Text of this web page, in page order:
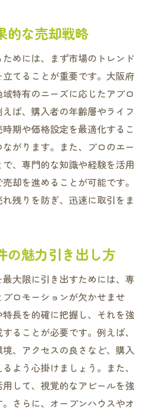
的な売却戦略
めには、まず市場のトレンド
てることが重要です。大阪府
特有のニーズに応じたアプロ
ば、購入者の年齢層やライフ
期や価格設定を最適化するこ
がります。また、プロのエー
、専門的な知識や経験を活用
却を進めることが可能です。
残りを防ぎ、迅速に取引をま
の魅力引き出し方
大限に引き出すためには、専
ロモーションが欠かせませ
長を的確に把握し、それを強
ることが必要です。例えば、
、アクセスの良さなど、購入
よう心掛けましょう。また、
して、視覚的なアピールを強
さらに、オープンハウスやオ